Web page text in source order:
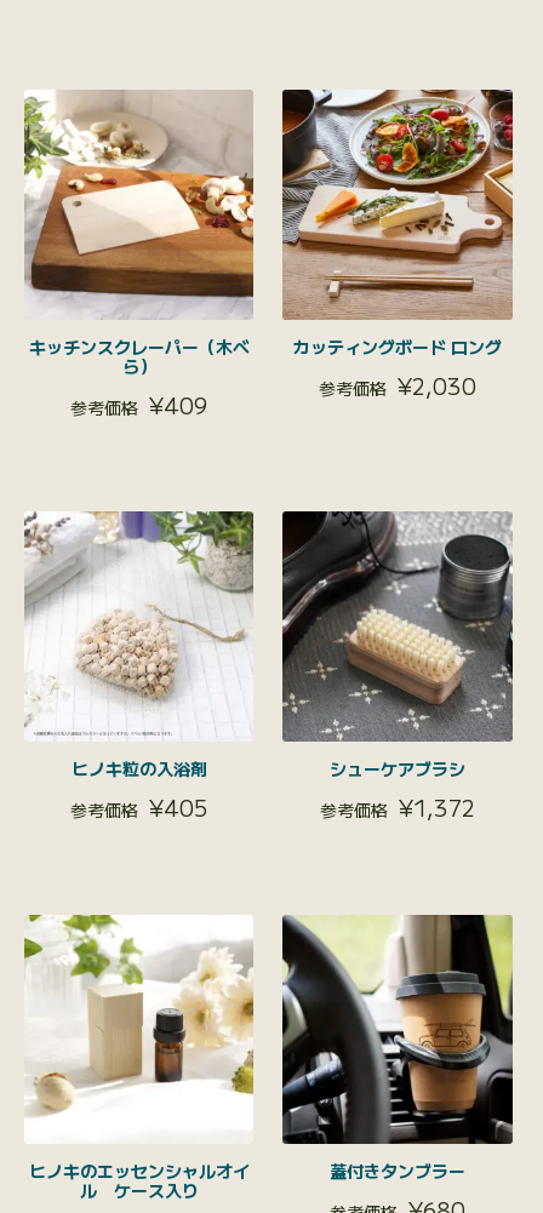
キッチンスクレーパー（木べ
ら）
¥409
カッティングボード ロング
¥2,030
ヒノキ粒の入浴剤
¥405
シューケアブラシ
¥1,372
ヒノキのエッセンシャルオイ
ル ケース入り
蓋付きタンブラー